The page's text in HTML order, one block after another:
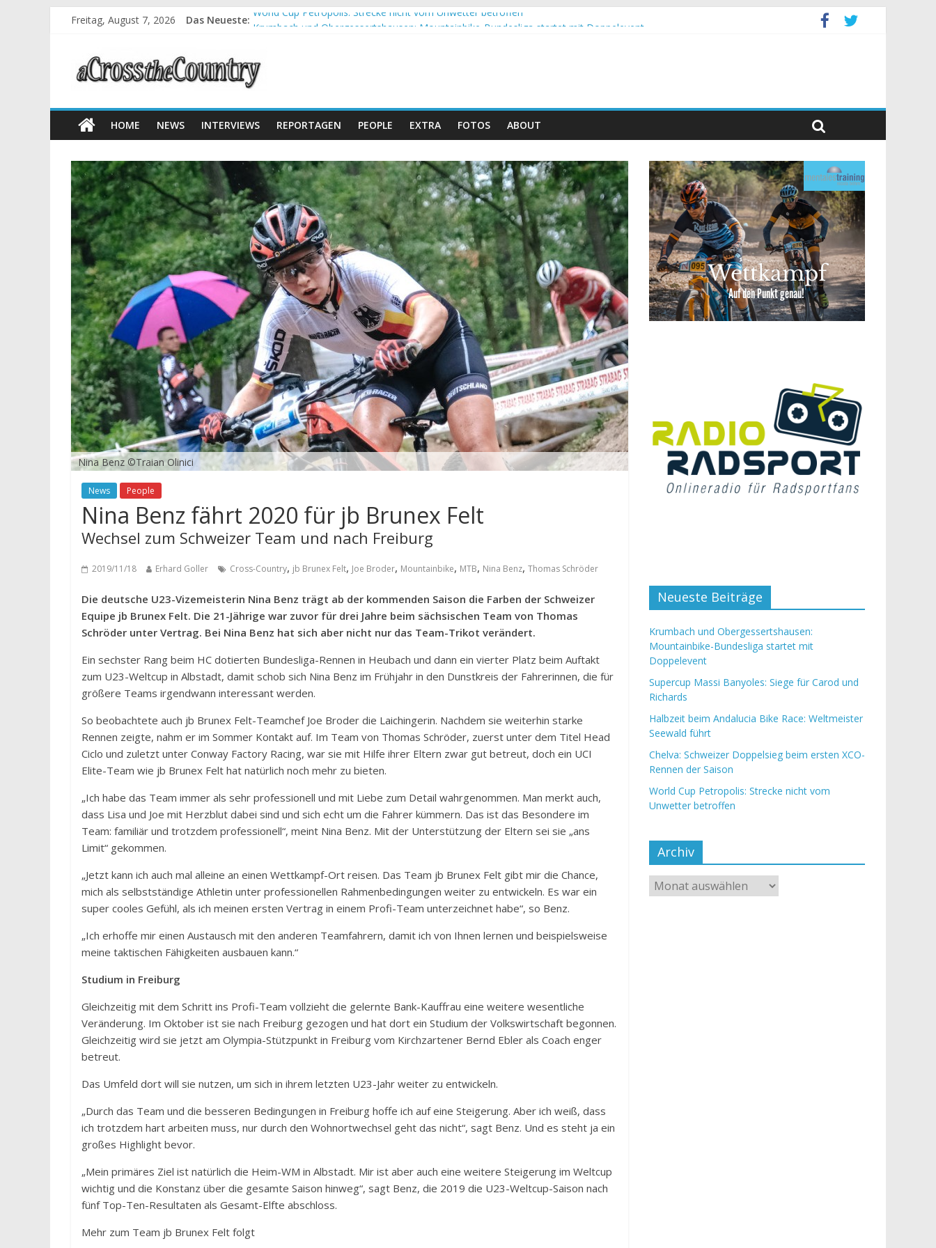
Freitag, August 7, 2026 Das Neueste: World Cup Petropolis: Strecke nicht vom Unwetter betroffen
Halbzeit beim Andalucia Bike Race: Weltmeister Seewald führt
Chelva: Schweizer Doppelsieg beim ersten XCO-Rennen der Saison
HOME NEWS INTERVIEWS REPORTAGEN PEOPLE EXTRA FOTOS ABOUT
Nina Benz ©Traian Olinici
News People
Nina Benz fährt 2020 für jb Brunex Felt
Wechsel zum Schweizer Team und nach Freiburg
2019/11/18 Erhard Goller Cross-Country, jb Brunex Felt, Joe Broder, Mountainbike, MTB, Nina Benz, Thomas Schröder
Die deutsche U23-Vizemeisterin Nina Benz trägt ab der kommenden Saison die Farben der Schweizer
Equipe jb Brunex Felt. Die 21-Jährige war zuvor für drei Jahre beim sächsischen Team von Thomas
Schröder unter Vertrag. Bei Nina Benz hat sich aber nicht nur das Team-Trikot verändert.
Ein sechster Rang beim HC dotierten Bundesliga-Rennen in Heubach und dann ein vierter Platz beim Auftakt
zum U23-Weltcup in Albstadt, damit schob sich Nina Benz im Frühjahr in den Dunstkreis der Fahrerinnen, die für
größere Teams irgendwann interessant werden.
So beobachtete auch jb Brunex Felt-Teamchef Joe Broder die Laichingerin. Nachdem sie weiterhin starke
Rennen zeigte, nahm er im Sommer Kontakt auf. Im Team von Thomas Schröder, zuerst unter dem Titel Head
Ciclo und zuletzt unter Conway Factory Racing, war sie mit Hilfe ihrer Eltern zwar gut betreut, doch ein UCI
Elite-Team wie jb Brunex Felt hat natürlich noch mehr zu bieten.
„Ich habe das Team immer als sehr professionell und mit Liebe zum Detail wahrgenommen. Man merkt auch,
dass Lisa und Joe mit Herzblut dabei sind und sich echt um die Fahrer kümmern. Das ist das Besondere im
Team: familiär und trotzdem professionell“, meint Nina Benz. Mit der Unterstützung der Eltern sei sie „ans
Limit“ gekommen.
„Jetzt kann ich auch mal alleine an einen Wettkampf-Ort reisen. Das Team jb Brunex Felt gibt mir die Chance,
mich als selbstständige Athletin unter professionellen Rahmenbedingungen weiter zu entwickeln. Es war ein
super cooles Gefühl, als ich meinen ersten Vertrag in einem Profi-Team unterzeichnet habe“, so Benz.
„Ich erhoffe mir einen Austausch mit den anderen Teamfahrern, damit ich von Ihnen lernen und beispielsweise
meine taktischen Fähigkeiten ausbauen kann.“
Studium in Freiburg
Gleichzeitig mit dem Schritt ins Profi-Team vollzieht die gelernte Bank-Kauffrau eine weitere wesentliche
Veränderung. Im Oktober ist sie nach Freiburg gezogen und hat dort ein Studium der Volkswirtschaft begonnen.
Gleichzeitig wird sie jetzt am Olympia-Stützpunkt in Freiburg vom Kirchzartener Bernd Ebler als Coach enger
betreut.
Das Umfeld dort will sie nutzen, um sich in ihrem letzten U23-Jahr weiter zu entwickeln.
„Durch das Team und die besseren Bedingungen in Freiburg hoffe ich auf eine Steigerung. Aber ich weiß, dass
ich trotzdem hart arbeiten muss, nur durch den Wohnortwechsel geht das nicht“, sagt Benz. Und es steht ja ein
großes Highlight bevor.
„Mein primäres Ziel ist natürlich die Heim-WM in Albstadt. Mir ist aber auch eine weitere Steigerung im Weltcup
wichtig und die Konstanz über die gesamte Saison hinweg“, sagt Benz, die 2019 die U23-Weltcup-Saison nach
fünf Top-Ten-Resultaten als Gesamt-Elfte abschloss.
Mehr zum Team jb Brunex Felt folgt
Neueste Beiträge
Krumbach und Obergessertshausen:
Mountainbike-Bundesliga startet mit
Doppelevent
Supercup Massi Banyoles: Siege für Carod und
Richards
Halbzeit beim Andalucia Bike Race: Weltmeister
Seewald führt
Chelva: Schweizer Doppelsieg beim ersten XCO-
Rennen der Saison
World Cup Petropolis: Strecke nicht vom
Unwetter betroffen
Archiv